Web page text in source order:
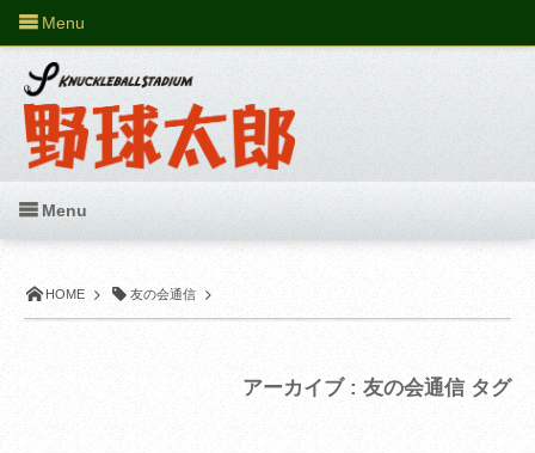
HOME 友の会通信
アーカイブ : 友の会通信 タグ
Menu
Menu